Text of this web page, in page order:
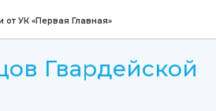
от УК «Первая Главная»
Гвардейской